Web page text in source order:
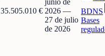
35.505.010 €
junio de
2026 —
27 de julio
de 2026
BDNS
Bases